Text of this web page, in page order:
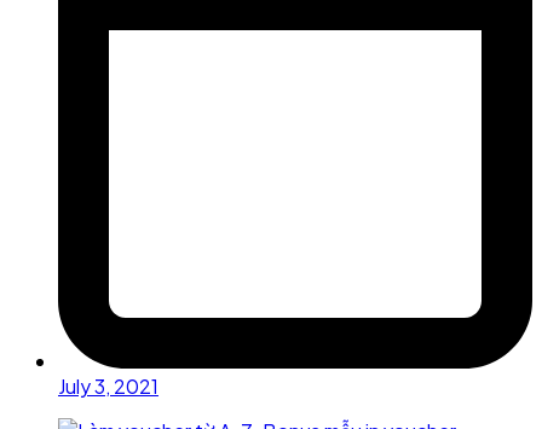
July 3, 2021